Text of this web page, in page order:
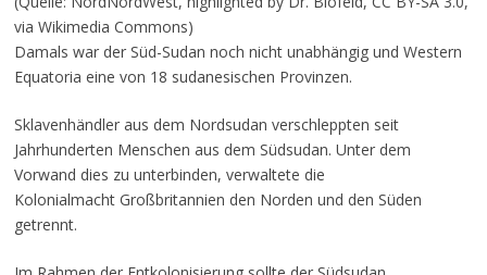
via Wikimedia Commons)
Damals war der Süd-Sudan noch nicht unabhängig und Western
Equatoria eine von 18 sudanesischen Provinzen.
Sklavenhändler aus dem Nordsudan verschleppten seit
Jahrhunderten Menschen aus dem Südsudan. Unter dem
Vorwand dies zu unterbinden, verwaltete die
Kolonialmacht Großbritannien den Norden und den Süden
getrennt.